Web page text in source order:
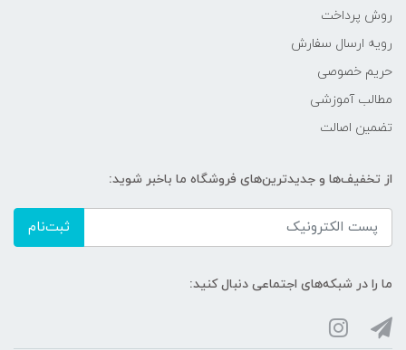
روش پرداخت
رویه ارسال سفارش
حریم خصوصی
مطالب آموزشی
تضمین اصالت
از تخفیف‌ها و جدیدترین‌های فروشگاه ما باخبر شوید:
ثبت‌نام
ما را در شبکه‌های اجتماعی دنبال کنید: